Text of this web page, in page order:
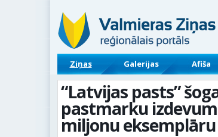
Ziņas Galerijas Afiša
“Latvijas pasts”
pastmarku
miljonu